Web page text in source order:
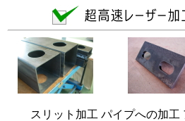
スリット加工 パイプへの加